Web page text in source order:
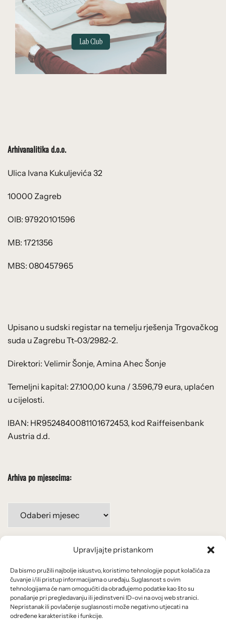
Upravljajte pristankom
Da bismo pružili najbolje iskustvo, koristimo tehnologije poput kolačića za
čuvanje i/ili pristup informacijama o uređaju. Suglasnost s ovim
tehnologijama će nam omogućiti da obrađujemo podatke kao što su
ponašanje pri pregledavanju ili jedinstveni ID-ovi na ovoj web stranici.
Nepristanak ili povlačenje suglasnosti može negativno utjecati na
određene karakteristike i funkcije.
Arhivanalitika d.o.o.
Ulica Ivana Kukuljevića 32
10000 Zagreb
OIB: 97920101596
MB: 1721356
MBS: 080457965
Upisano u sudski registar na temelju rješenja Trgovačkog
suda u Zagrebu Tt-03/2982-2.
Direktori: Velimir Šonje, Amina Ahec Šonje
Temeljni kapital: 27.100,00 kuna / 3.596,79 eura, uplaćen
u cijelosti.
IBAN: HR9524840081101672453, kod Raiffeisenbank
Austria d.d.
Arhiva po mjesecima:
mjesecima:
Uvjeti korištenja
Politika privatnosti